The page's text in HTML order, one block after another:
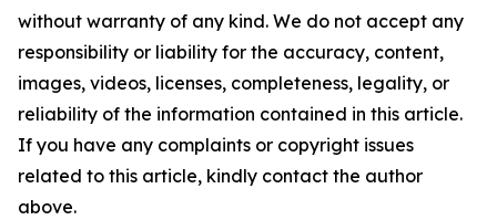
without warranty of any kind. We do not accept any
responsibility or liability for the accuracy, content,
images, videos, licenses, completeness, legality, or
reliability of the information contained in this article.
If you have any complaints or copyright issues
related to this article, kindly contact the author
above.